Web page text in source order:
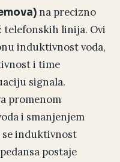
na precizno
linija. Ovi
induktivnost voda,
i time
signala.
promenom
i smanjenjem
induktivnost
postaje